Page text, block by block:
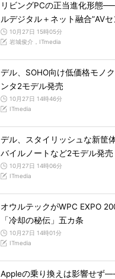
リビングPCの正当進化形態
ルデジタル＋ネット融合”AV
10月27日 15時05分
岩城俊介，ITmedia
デル、SOHO向け低価格モノ
ンタ2モデル発売
10月27日 14時46分
ITmedia
デル、スタイリッシュな新筐
バイルノートなど2モデル発売
10月27日 14時06分
ITmedia
オウルテックがWPC EXPO
「冷却の秘伝」五カ条
10月27日 14時01分
ITmedia
Appleの乗り換えは影響せず